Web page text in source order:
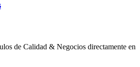
de Calidad & Negocios directamente en